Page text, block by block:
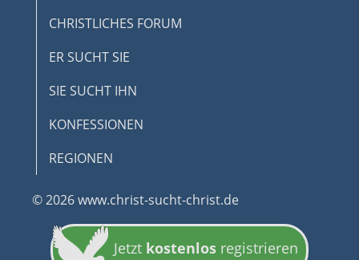
CHRISTLICHES FORUM
ER SUCHT SIE
SIE SUCHT IHN
KONFESSIONEN
REGIONEN
© 2026 www.christ-sucht-christ.de
Jetzt kostenlos registrieren